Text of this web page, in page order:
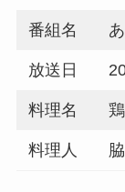
番組名
放送日
料理名
料理人